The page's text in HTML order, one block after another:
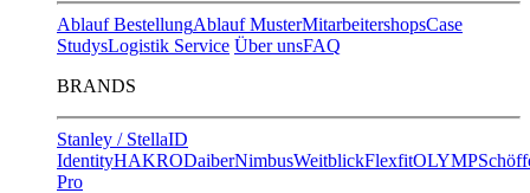
Ablauf BestellungAblauf MusterMitarbeitershopsCase
StudysLogistik Service Über unsFAQ
BRANDS
Stanley / StellaID
IdentityHAKRODaiberNimbusWeitblickFlexfitOLYMP
Pro